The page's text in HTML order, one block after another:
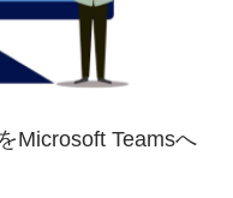
Microsoft Teamsへ